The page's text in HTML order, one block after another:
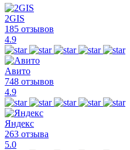
2GIS
185 отзывов
4.9
Авито
748 отзывов
4.9
Яндекс
263 отзыва
5.0